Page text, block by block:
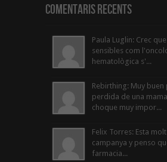
Comentaris Recents
Paula Luglin: Crec
sensibles com
hematològica s'...
Rebirthing: Muy buen
perdida de una
choque muy impor...
Felix Torres: Esta
campanya y penso
farmacia...